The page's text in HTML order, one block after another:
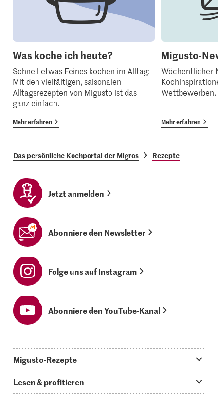
Was koche ich heute?
Schnell etwas Feines kochen im Alltag:
Mit den vielfältigen, saisonalen
Alltagsrezepten von Migusto ist das
ganz einfach.
Mehr erfahren
Migusto-
Wöchentlicher
Wettbewerben.
Mehr erfahren
Das persönliche Kochportal der Migros Rezepte
Jetzt anmelden
Abonniere den Newsletter
Folge uns auf Instagram
Abonniere den YouTube-Kanal
Migusto-Rezepte
Lesen & profitieren